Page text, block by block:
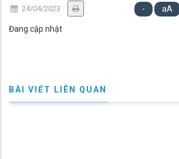
24/04/2023 - aA
Đang cập nhật
BÀI VIẾT LIÊN QUAN